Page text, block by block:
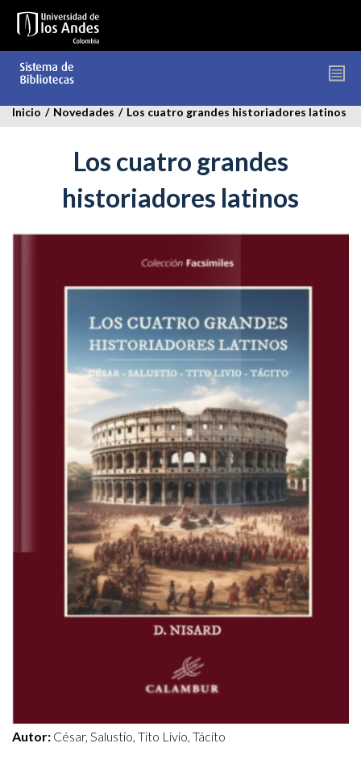
contenido
Inicio / Novedades / Los cuatro grandes historiadores latinos
Los cuatro grandes
historiadores latinos
Autor: César, Salustio, Tito Livio, Tácito